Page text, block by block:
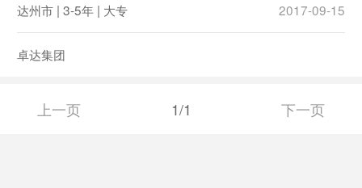
达州市 | 3-5年 | 大专 2017-09-15
卓达集团
上一页 1/1 下一页